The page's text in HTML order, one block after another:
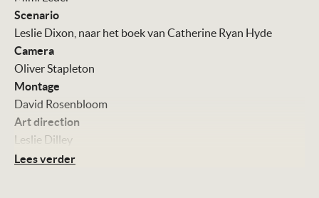
Scenario
Leslie Dixon, naar het boek van Catherine Ryan Hyde
Camera
Oliver Stapleton
Montage
David Rosenbloom
Art direction
Leslie Dilley
Muziek
Lees verder